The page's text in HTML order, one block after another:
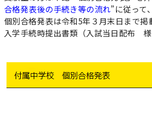
合格発表後の手続き等の流れ”に従って
個別合格発表は令和5年３月末日まで掲
入学手続時提出書類（入試当日配布